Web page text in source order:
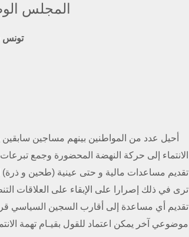
المجلس
تونس في 6
الانتماء إلى حركة النهضة المحضورة وجمع
تقديم مساعدات مالية و حتى عينية (طحين و ذرة)
ترى في ذلك إصرارا على الإبقاء على العلاقات
تقديم أي مساعدة إلى أقارب السجين السياسي
موضوعي آخر يمكن اعتماد للقول بقيـام تهمة